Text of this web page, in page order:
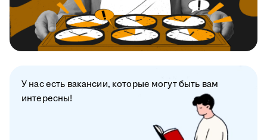
У нас есть вакансии, которые могут быть вам
интересны!